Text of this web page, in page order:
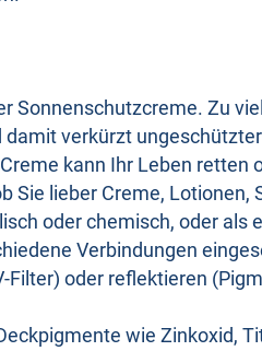
Sonnenschutzcreme. Zu
damit verkürzt ungeschützter
kann Ihr Leben retten
Sie lieber Creme, Lotionen,
oder chemisch, oder als
Verbindungen
Filter) oder reflektieren
wie Zinkoxid,